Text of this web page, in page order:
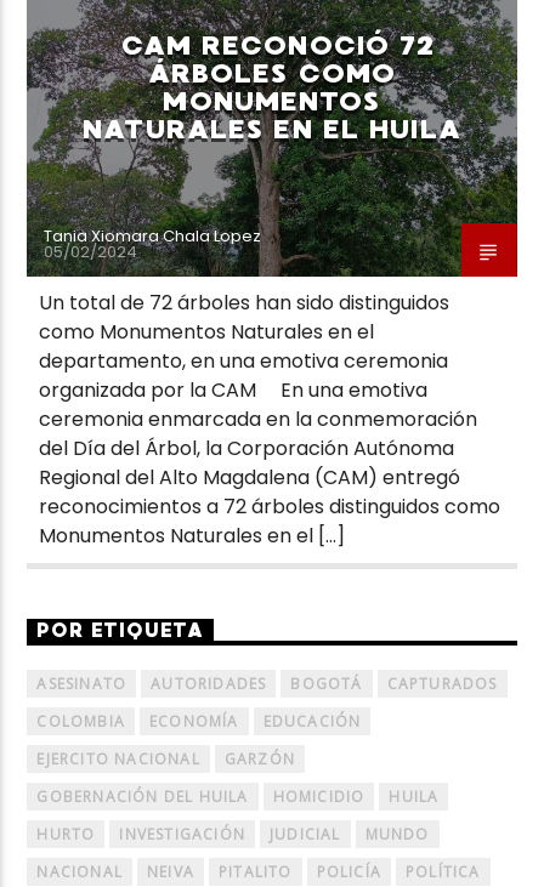
Neiva Estereo
CAM RECONOCIÓ 72
ÁRBOLES COMO
MONUMENTOS
NATURALES EN EL HUILA
Tania Xiomara Chala Lopez
05/02/2024
Un total de 72 árboles han sido distinguidos
como Monumentos Naturales en el
departamento, en una emotiva ceremonia
organizada por la CAM En una emotiva
ceremonia enmarcada en la conmemoración
del Día del Árbol, la Corporación Autónoma
Regional del Alto Magdalena (CAM) entregó
reconocimientos a 72 árboles distinguidos como
Monumentos Naturales en el […]
POR ETIQUETA
ASESINATO AUTORIDADES BOGOTÁ
CAPTURADOS
COLOMBIA
ECONOMÍA
EDUCACIÓN
EJERCITO NACIONAL
GARZÓN
GOBERNACIÓN DEL HUILA
HOMICIDIO
HUILA
HURTO
INVESTIGACIÓN JUDICIAL
MUNDO
NACIONAL
NEIVA PITALITO POLICÍA
POLÍTICA